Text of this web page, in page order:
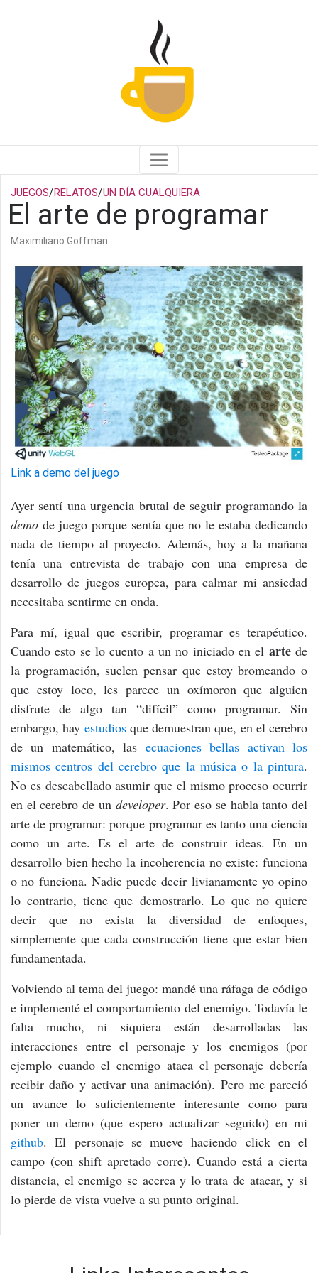
JUEGOS/RELATOS/UN DÍA CUALQUIERA
El arte de programar
Maximiliano Goffman
Link a demo del juego
Ayer sentí una urgencia brutal de seguir programando la
demo de juego porque sentía que no le estaba dedicando
nada de tiempo al proyecto. Además, hoy a la mañana
tenía una entrevista de trabajo con una empresa de
desarrollo de juegos europea, para calmar mi ansiedad
necesitaba sentirme en onda.
Para mí, igual que escribir, programar es terapéutico.
Cuando esto se lo cuento a un no iniciado en el artede
la programación, suelen pensar que estoy bromeando o
que estoy loco, les parece un oxímoron que alguien
disfrute de algo tan “difícil” como programar. Sin
embargo, hay estudiosque demuestran que, en el cerebro
de un matemático, las ecuaciones bellas activan los
mismos centros del cerebro que la música o la pintura.
No es descabellado asumir que el mismo proceso ocurrir
en el cerebro de un developer. Por eso se habla tanto del
arte de programar: porque programar es tanto una ciencia
como un arte. Es el arte de construir ideas. En un
desarrollo bien hecho la incoherencia no existe: funciona
o no funciona. Nadie puede decir livianamente yo opino
lo contrario, tiene que demostrarlo. Lo que no quiere
decir que no exista la diversidad de enfoques,
simplemente que cada construcción tiene que estar bien
fundamentada.
Volviendo al tema del juego: mandé una ráfaga de código
e implementé el comportamiento del enemigo. Todavía le
falta mucho, ni siquiera están desarrolladas las
interacciones entre el personaje y los enemigos (por
ejemplo cuando el enemigo ataca el personaje debería
recibir daño y activar una animación). Pero me pareció
un avance lo suficientemente interesante como para
poner un demo (que espero actualizar seguido) en mi
github. El personaje se mueve haciendo click en el
campo (con shift apretado corre). Cuando está a cierta
distancia, el enemigo se acerca y lo trata de atacar, y si
lo pierde de vista vuelve a su punto original.